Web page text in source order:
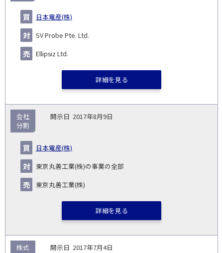
日本電産(株)
SV Probe Pte. Ltd.
Ellipsiz Ltd.
詳細を見る
2017年8月9日
日本電産(株)
東京丸善工業(株)の事業の全部
東京丸善工業(株)
会社
分割
詳細を見る
2017年7月4日
株式